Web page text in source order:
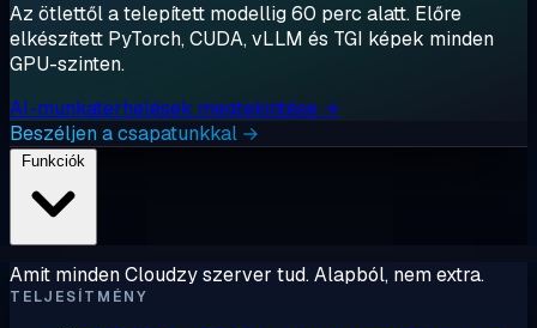
Az ötlettől a telepített modellig 60 perc alatt. Előre
elkészített PyTorch, CUDA, vLLM és TGI képek minden
GPU-szinten.
AI-munkaterhelések megtekintése →
Beszéljen a csapatunkkal →
Amit minden Cloudzy szerver tud. Alapból, nem extra.
TELJESÍTMÉNY